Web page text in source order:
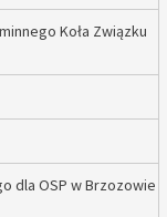
Koła Związku
dla OSP w Brzozowie